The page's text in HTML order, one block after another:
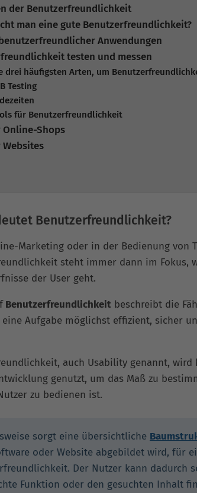
der Benutzerfreundlichkeit
man eine gute Benutzerfreundlichkeit?
Anwendungen
testen und messen
drei häufigsten Arten, um
Testing
für Benutzerfreundlichkeit
Shops
Benutzerfreundlichkeit?
Marketing oder in der Bedienung von
steht immer dann im Fokus,
der User geht.
Benutzerfreundlichkeit beschreibt die
eine Aufgabe möglichst effizient, sicher
auch Usability genannt, wird
genutzt, um das Maß zu
zu bedienen ist.
sorgt eine übersichtliche
oder Website abgebildet wird, für
Der Nutzer kann dadurch
Funktion oder den gesuchten Inhalt